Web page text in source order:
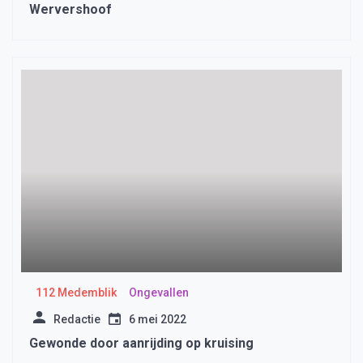
Wervershoof
112 Medemblik Ongevallen
Redactie 6 mei 2022
Gewonde door aanrijding op kruising